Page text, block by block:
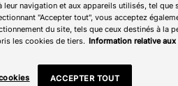
navigation et aux appareils utilisés, tel que
"Accepter tout", vous acceptez
du site, tels que ceux destinés à la
les cookies de tiers. Information relative
ACCEPTER TOUT